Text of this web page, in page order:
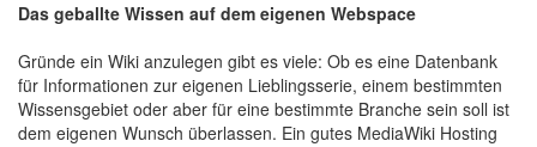
Das geballte Wissen auf dem eigenen Webspace
Gründe ein Wiki anzulegen gibt es viele: Ob es eine Datenbank
für Informationen zur eigenen Lieblingsserie, einem bestimmten
Wissensgebiet oder aber für eine bestimmte Branche sein soll ist
dem eigenen Wunsch überlassen. Ein gutes MediaWiki Hosting